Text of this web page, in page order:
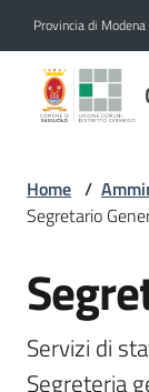
Provincia di Modena
di
Novità
Servizi
Home /
Segretario
Salta al contenuto
Servizi di
Segreteria